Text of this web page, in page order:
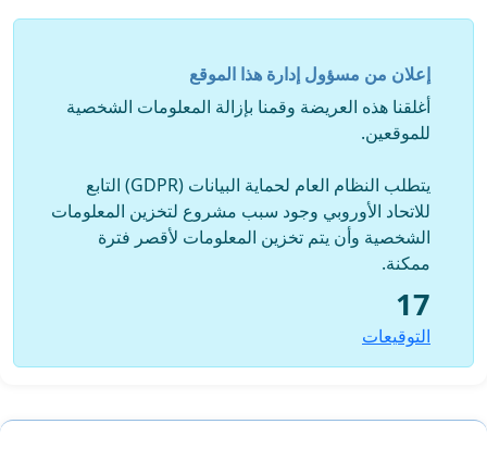
إعلان من مسؤول إدارة هذا الموقع
أغلقنا هذه العريضة وقمنا بإزالة المعلومات الشخصية
للموقعين.
يتطلب النظام العام لحماية البيانات (GDPR) التابع
للاتحاد الأوروبي وجود سبب مشروع لتخزين المعلومات
الشخصية وأن يتم تخزين المعلومات لأقصر فترة
ممكنة.
17
التوقيعات